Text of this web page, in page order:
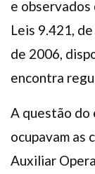
e
Leis 9.421,
de 2006,
encontra
A questão do
ocupavam as
Auxiliar